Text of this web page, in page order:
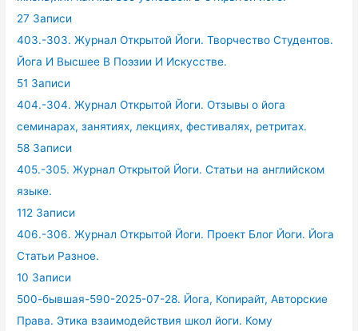
27 Записи
403.-303. Журнал Открытой Йоги. Творчество Студентов.
Йога И Высшее В Поэзии И Искусстве.
51 Записи
404.-304. Журнал Открытой Йоги. Отзывы о йога
семинарах, занятиях, лекциях, фестивалях, ретритах.
58 Записи
405.-305. Журнал Открытой Йоги. Статьи на английском
языке.
112 Записи
406.-306. Журнал Открытой Йоги. Проект Блог Йоги. Йога
Статьи Разное.
10 Записи
500-бывшая-590-2025-07-28. Йога, Копирайт, Авторские
Права. Этика взаимодействия школ йоги. Кому